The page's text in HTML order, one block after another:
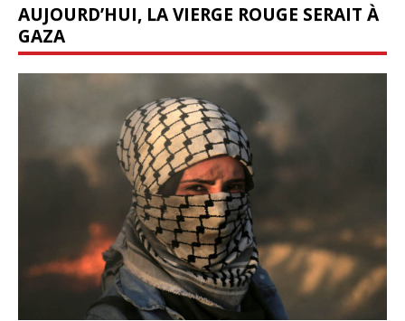
AUJOURD’HUI, LA VIERGE ROUGE SERAIT À
GAZA